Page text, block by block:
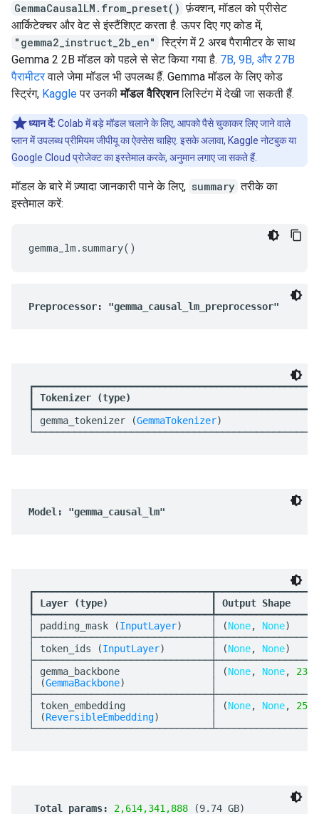
GemmaCausalLM.from_preset() फ़ंक्शन, मॉडल को प्रीसेट
आर्किटेक्चर और वेट से इंस्टैंशिएट करता है. ऊपर दिए गए कोड में,
"gemma2_instruct_2b_en" स्ट्रिंग में 2 अरब पैरामीटर के साथ
Gemma 2 2B मॉडल को पहले से सेट किया गया है. 7B, 9B, और 27B
पैरामीटरवाले जेमा मॉडल भी उपलब्ध हैं. Gemma मॉडल के लिए कोड
स्ट्रिंग, Kaggleपर उनकीमॉडल वैरिएशनलिस्टिंग में देखी जा सकती हैं.
ध्यान दें: Colab में बड़े मॉडल चलाने के लिए, आपको पैसे चुकाकर लिए जाने वाले
प्लान में उपलब्ध प्रीमियम जीपीयू का ऐक्सेस चाहिए. इसके अलावा, Kaggle नोटबुक या
Google Cloud प्रोजेक्ट का इस्तेमाल करके, अनुमान लगाए जा सकते हैं.
मॉडल के बारे में ज़्यादा जानकारी पाने के लिए, summary तरीके का
इस्तेमाल करें: